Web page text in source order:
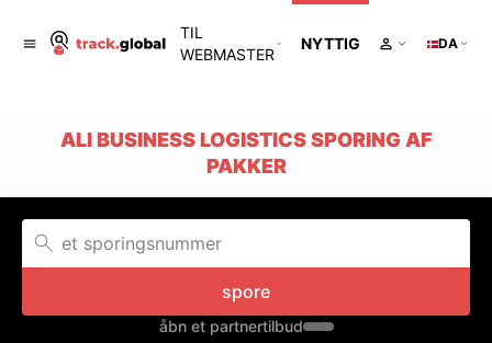
TIL
WEBMASTER
NYTTIG DA
ALI BUSINESS LOGISTICS SPORING AF
PAKKER
spore
åbn et partnertilbud